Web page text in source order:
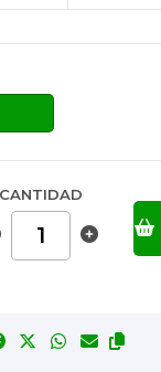
CANTIDAD